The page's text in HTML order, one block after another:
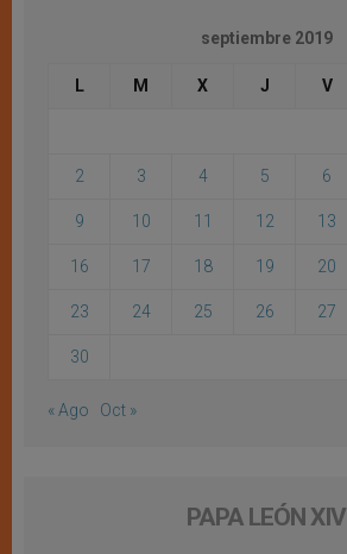
septiembre 2019
L M X J V
2 3 4 5 6
9 10 11 12 13
16 17 18 19 20
23 24 25 26 27
30
« Ago Oct »
PAPA LEÓN XIV